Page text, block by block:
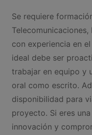
Se requiere
con experiencia en
ideal debe ser
trabajar en equipo y
oral como escrito.
disponibilidad para
proyecto. Si eres
innovación y